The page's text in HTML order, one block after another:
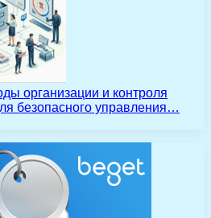
организации и контроля
безопасного управления…